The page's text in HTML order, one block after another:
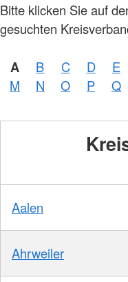
Bitte klicken Sie auf
gesuchten
A B C D E
M
N O P Q
Aalen
Ahrweiler